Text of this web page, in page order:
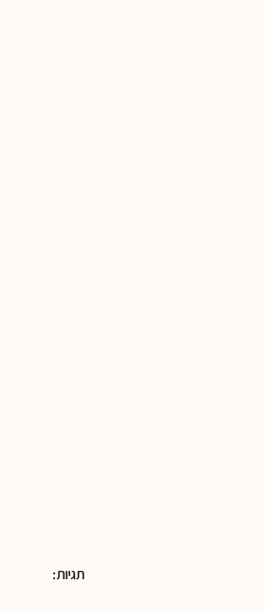
תגיות: